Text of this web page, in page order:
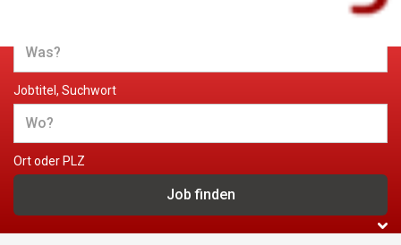
Jobtitel, Suchwort
Ort oder PLZ